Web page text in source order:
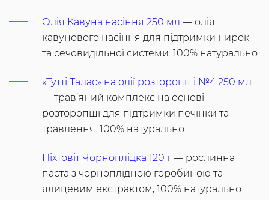
Олія Кавуна насіння 250 мл — олія
кавунового насіння для підтримки нирок
та сечовидільної системи. 100% натурально
«Тутті Талас» на олії розторопші №4 250 мл
— трав’яний комплекс на основі
розторопші для підтримки печінки та
травлення. 100% натурально
Піхтовіт Чорноплідка 120 г— рослинна
паста з чорноплідною горобиною та
ялицевим екстрактом, 100% натурально